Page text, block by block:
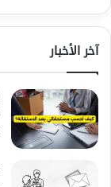
آخر الأخبار